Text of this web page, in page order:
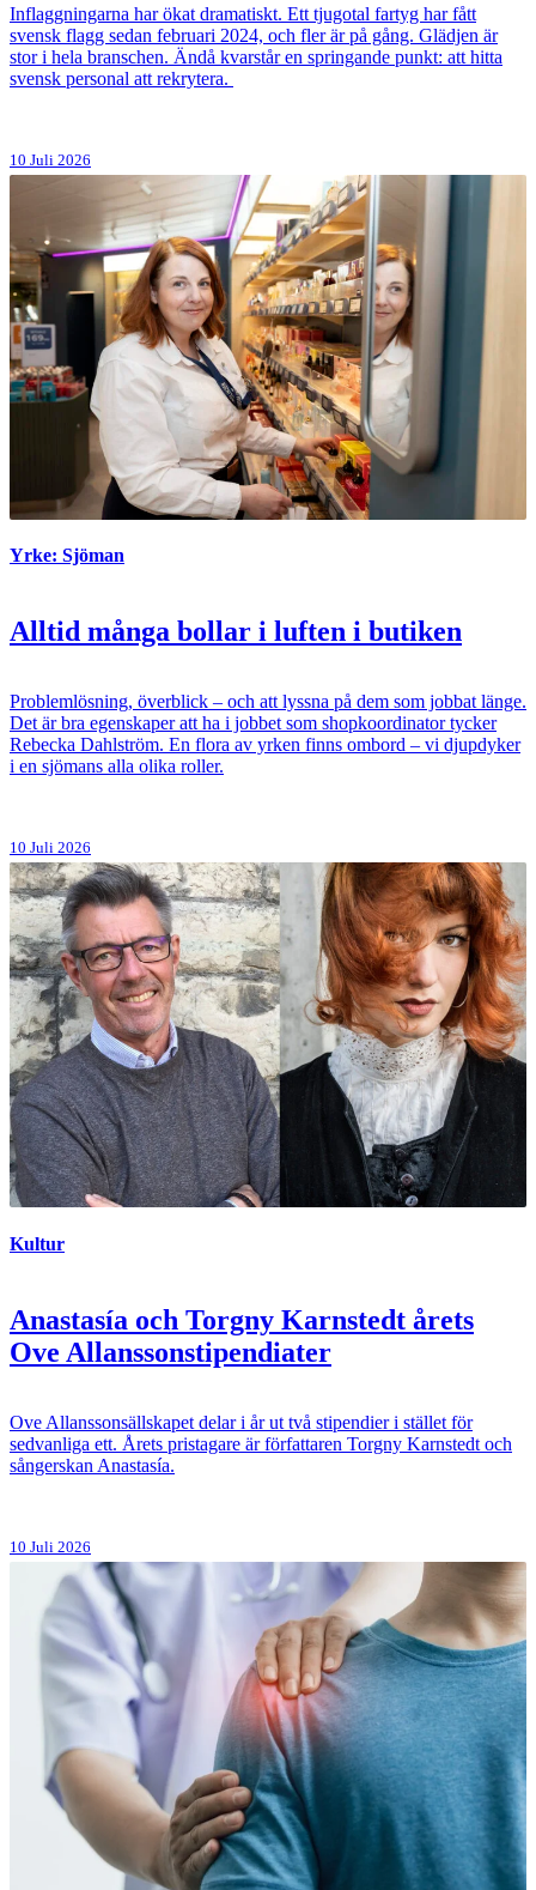
Inflaggningarna har ökat dramatiskt. Ett tjugotal fartyg har fått
svensk flagg sedan februari 2024, och fler är på gång. Glädjen är
stor i hela branschen. Ändå kvarstår en springande punkt: att hitta
svensk personal att rekrytera.
10 Juli 2026
Yrke: Sjöman
Alltid många bollar i luften i butiken
Problemlösning, överblick – och att lyssna på dem som jobbat länge.
Det är bra egenskaper att ha i jobbet som shopkoordinator tycker
Rebecka Dahlström. En flora av yrken finns ombord – vi djupdyker
i en sjömans alla olika roller.
10 Juli 2026
Kultur
Anastasía och Torgny Karnstedt årets
Ove Allanssonstipendiater
Ove Allanssonsällskapet delar i år ut två stipendier i stället för
sedvanliga ett. Årets pristagare är författaren Torgny Karnstedt och
sångerskan Anastasía.
10 Juli 2026